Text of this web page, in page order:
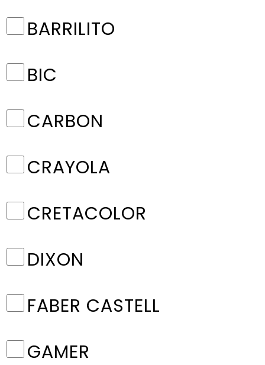
BARRILITO
BIC
CARBON
CRAYOLA
CRETACOLOR
DIXON
FABER CASTELL
GAMER